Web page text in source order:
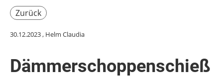
Zurück
30.12.2023, Helm Claudia
Dämmerschoppenschieß